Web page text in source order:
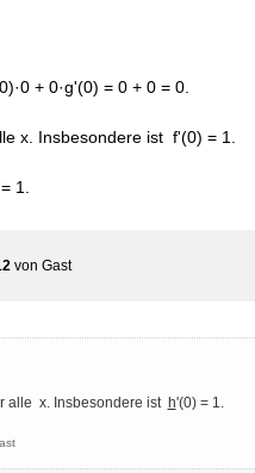
+ 0·g'(0) = 0 + 0 = 0.
x. Insbesondere ist f'(0) = 1.
1.
von Gast
alle x. Insbesondere ist h'(0) = 1.